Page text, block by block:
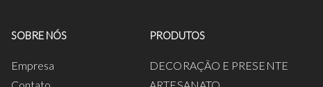
SOBRE NÓS
Empresa
PRODUTOS
DECORAÇÃO E PRESENTE